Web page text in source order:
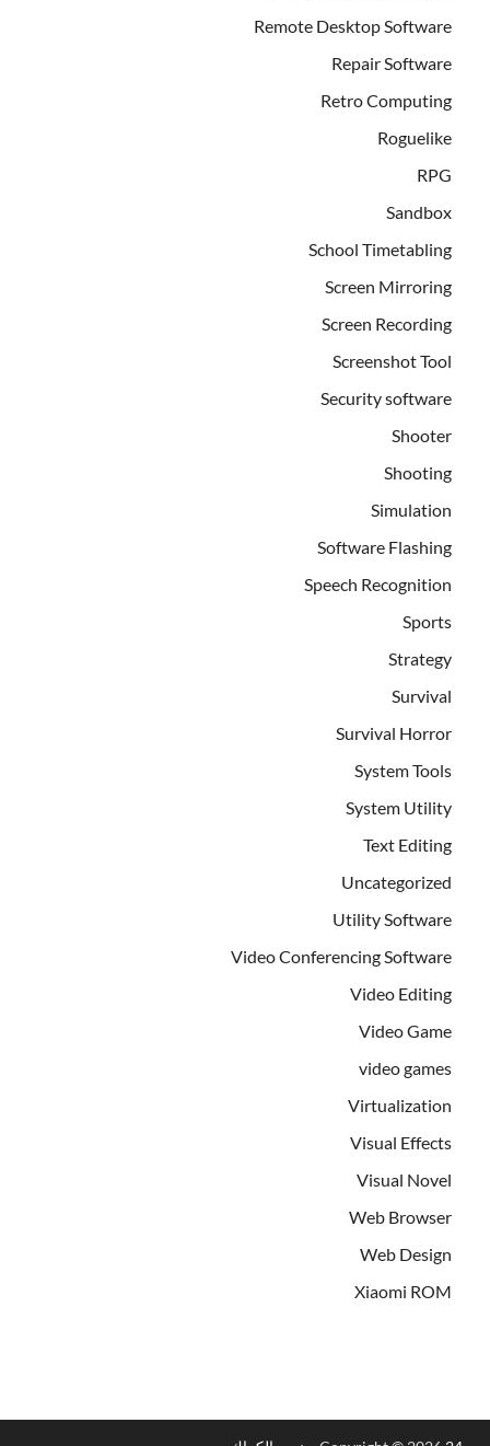
Remote Desktop Software
Repair Software
Retro Computing
Roguelike
RPG
Sandbox
School Timetabling
Screen Mirroring
Screen Recording
Screenshot Tool
Security software
Shooter
Shooting
Simulation
Software Flashing
Speech Recognition
Sports
Strategy
Survival
Survival Horror
System Tools
System Utility
Text Editing
Uncategorized
Utility Software
Video Conferencing Software
Video Editing
Video Game
video games
Virtualization
Visual Effects
Visual Novel
Web Browser
Web Design
Xiaomi ROM